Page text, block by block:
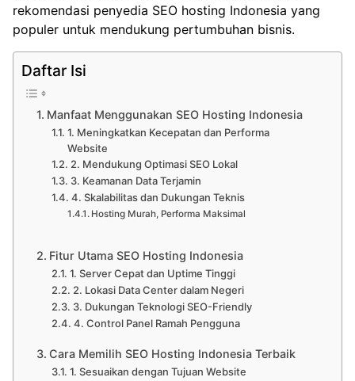
rekomendasi penyedia SEO hosting Indonesia yang
populer untuk mendukung pertumbuhan bisnis.
Daftar Isi
Manfaat Menggunakan SEO Hosting Indonesia
1. Meningkatkan Kecepatan dan Performa
Website
2. Mendukung Optimasi SEO Lokal
3. Keamanan Data Terjamin
4. Skalabilitas dan Dukungan Teknis
Hosting Murah, Performa Maksimal
Fitur Utama SEO Hosting Indonesia
1. Server Cepat dan Uptime Tinggi
2. Lokasi Data Center dalam Negeri
3. Dukungan Teknologi SEO-Friendly
4. Control Panel Ramah Pengguna
Cara Memilih SEO Hosting Indonesia Terbaik
1. Sesuaikan dengan Tujuan Website